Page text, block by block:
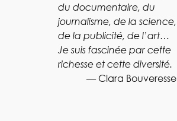
du documentaire, du
journalisme, de la science,
de la publicité, de l’art…
Je suis fascinée par cette
richesse et cette diversité.
Clara Bouveresse